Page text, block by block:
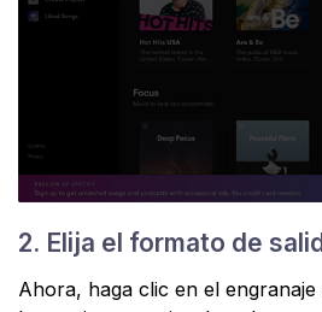
2. Elija el formato de
Ahora, haga clic en el